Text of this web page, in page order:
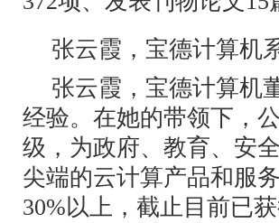
张云霞，宝德计算机
张云霞，宝德计算机
经验。在她的带领下，
级，为政府、教育、安
尖端的云计算产品和服
30%以上，截止目前已